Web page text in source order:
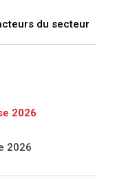
du secteur
2026
2026